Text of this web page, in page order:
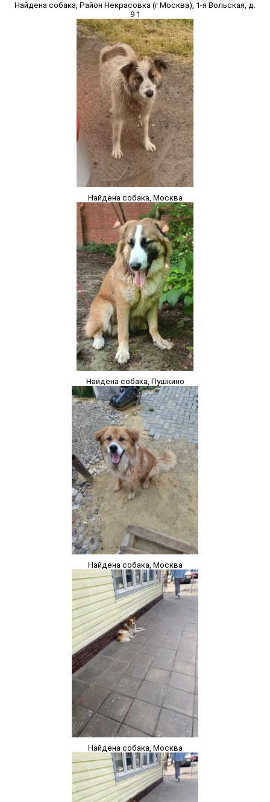
Найдена собака, Район Некрасовка (г Москва), 1-я Вольская, д.
9 1
Найдена собака, Москва
Найдена собака, Пушкино
Найдена собака, Москва
Найдена собака, Москва